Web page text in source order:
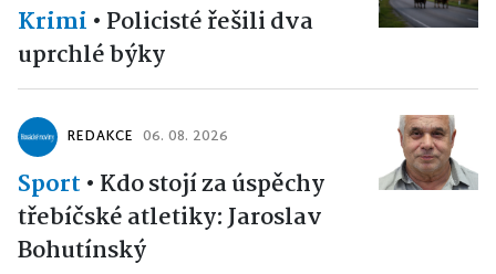
Krimi • Policisté řešili dva
uprchlé býky
REDAKCE 06. 08. 2026
Sport • Kdo stojí za úspěchy
třebíčské atletiky: Jaroslav
Bohutínský